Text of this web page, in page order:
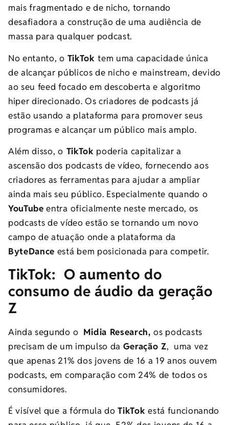
mais fragmentado e de nicho, tornando
desafiadora a construção de uma audiência de
massa para qualquer podcast.
No entanto, o TikToktem uma capacidade única
de alcançar públicos de nicho e mainstream, devido
ao seu feed focado em descoberta e algoritmo
hiper direcionado. Os criadores de podcasts já
estão usando a plataforma para promover seus
programas e alcançar um público mais amplo.
Além disso, o TikTok poderia capitalizar a
ascensão dos podcasts de vídeo, fornecendo aos
criadores as ferramentas para ajudar a ampliar
ainda mais seu público. Especialmente quando o
YouTube entra oficialmente neste mercado, os
podcasts de vídeo estão se tornando um novo
campo de atuação onde a plataforma da
ByteDance está bem posicionada para competir.
TikTok: O aumento do
consumo de áudio da geração
Z
Ainda segundo o Midia Research,os podcasts
precisam de um impulso da Geração Z, uma vez
que apenas 21% dos jovens de 16 a 19 anos ouvem
podcasts, em comparação com 24% de todos os
consumidores.
É visível que a fórmula doTikTok está funcionando